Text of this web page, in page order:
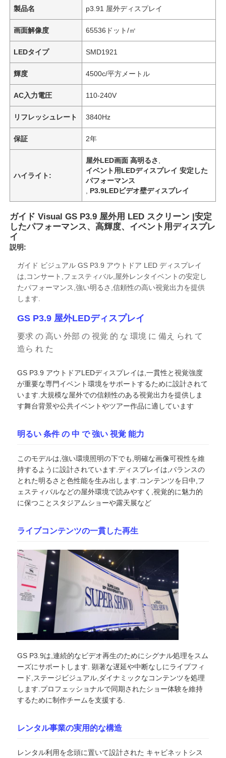
ホーム
製品
動画
VRショー
私たちについて
工場見学
品質管理
お問い合わせ
ケース
製品名 p3.91 屋外ディスプレイ
画面解像度 65536ドット/㎡
LEDタイプ SMD1921
輝度 4500c/平方メートル
AC入力電圧 110-240V
リフレッシュレート 3840Hz
保証 2年
ハイライト:
屋外LED画面 高明るさ
イベント用LEDディスプレイ 安定した
パフォーマンス
P3.9LEDビデオ壁ディスプレイ
ガイド Visual GS P3.9 屋外用 LED スクリーン |安定
したパフォーマンス、高輝度、イベント用ディスプレ
イ
説明:
ガイド ビジュアル GS P3.9 アウトドア LED ディスプレイ
は,コンサート,フェスティバル,屋外レンタイベントの安定し
たパフォーマンス,強い明るさ,信頼性の高い視覚出力を提供
します.
GS P3.9 屋外LEDディスプレイ
要求 の 高い 外部 の 視覚 的 な 環境 に 備え られ て
造ら れ た
GS P3.9 アウトドアLEDディスプレイは,一貫性と視覚強度
が重要な専門イベント環境をサポートするために設計されて
います.大規模な屋外での信頼性のある視覚出力を提供しま
す舞台背景や公共イベントやツアー作品に適しています
明るい 条件 の 中 で 強い 視覚 能力
このモデルは,強い環境照明の下でも,明確な画像可視性を維
持するように設計されています.ディスプレイは,バランスの
とれた明るさと色性能を生み出します.コンテンツを日中,フ
ェスティバルなどの屋外環境で読みやすく,視覚的に魅力的
に保つことスタジアムショーや露天展など
ライブコンテンツの一貫した再生
GS P3.9は,連続的なビデオ再生のためにシグナル処理をスム
ーズにサポートします. 顕著な遅延や中断なしにライブフィ
ード,ステージビジュアル,ダイナミックなコンテンツを処理
します.プロフェッショナルで同期されたショー体験を維持
するために制作チームを支援する.
レンタル事業の実用的な構造
レンタル利用を念頭に置いて設計された キャビネットシス